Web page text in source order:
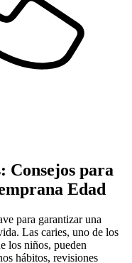
Consejos para
Edad
para garantizar una
Las caries, uno de los
los niños, pueden
hábitos, revisiones